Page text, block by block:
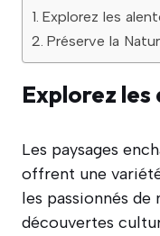
Explorez les
Préserve la
Explorez
Les paysages
offrent une
les passionnés de
découvertes